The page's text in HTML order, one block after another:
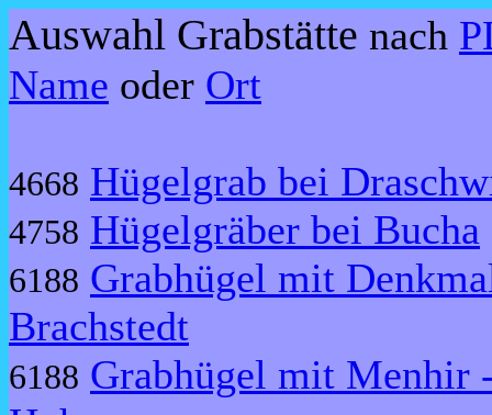
Auswahl Grabstätte nach
Name oder Ort
4668 Hügelgrab bei
4758 Hügelgräber bei Bucha
6188 Grabhügel mit
Brachstedt
6188 Grabhügel mit Menhir